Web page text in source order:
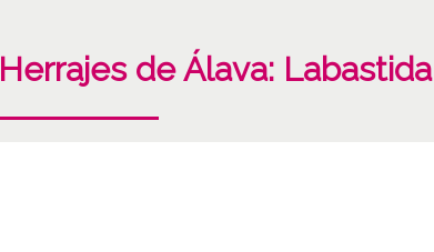
Herrajes de Álava: Labastida